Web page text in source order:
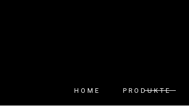
HOME PRODUKTE